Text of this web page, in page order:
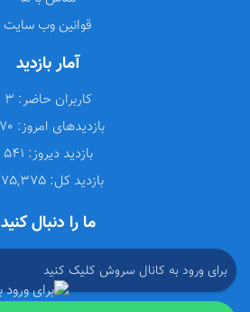
قوانین وب سایت
آمار بازدید
کاربران حاضر:
بازدیدهای امروز:
بازدید دیروز:
بازدید کل: 275,375
ما را دنبال کنید
برای ورود به کانال سروش کلیک کنید